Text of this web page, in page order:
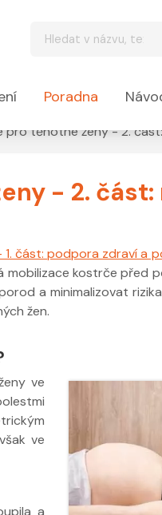
Poradna
pro těhotné ženy - 2.
- 2.
část: podpora zdraví a
kostrče
a minimalizovat
žen.
ve
ve
a